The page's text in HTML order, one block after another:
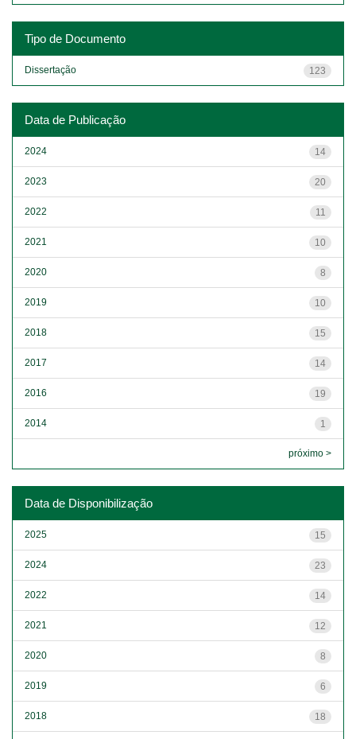
Tipo de Documento
123
Dissertação
Data de Publicação
14
2024
20
2023
11
2022
10
2021
8
2020
10
2019
15
2018
14
2017
19
2016
1
2014
próximo >
Data de Disponibilização
15
2025
23
2024
14
2022
12
2021
8
2020
6
2019
18
2018